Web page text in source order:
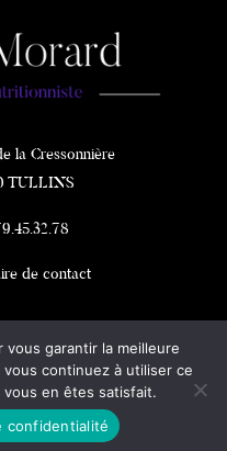
la Cressonnière
TULLINS
de contact
MINCEUR
Tullins
du site
garantir la meilleure
continuez à utiliser ce
en êtes satisfait.
confidentialité